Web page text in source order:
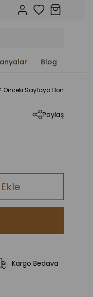
Blog
Önceki Sayfaya Dön
Paylaş
Kargo Bedava